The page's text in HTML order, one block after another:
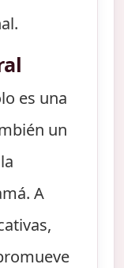
es una
un
A